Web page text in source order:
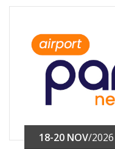
18-20 NOV/2026